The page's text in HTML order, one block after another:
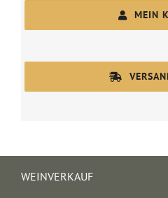
MEIN
WEINVERKAUF